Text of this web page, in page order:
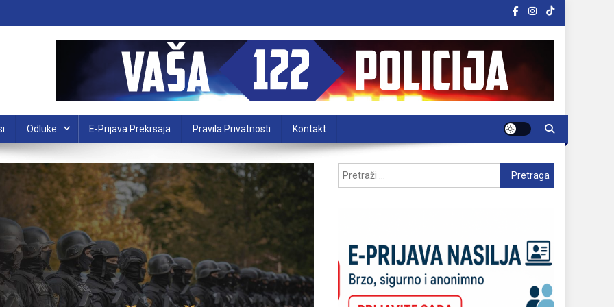
Odluke E-Prijava Prekrsaja Pravila Privatnosti Kontakt
Pretraga: